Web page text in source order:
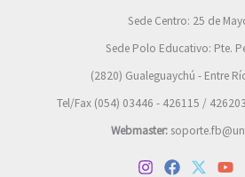
Sede Centro: 25 de
Sede Polo Educativo: Pte.
(2820) Gualeguaychú - Entre
Tel/Fax (054) 03446 - 426115 /
Webmaster: